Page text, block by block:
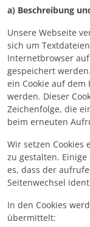
a) Beschreibung
Unsere Webseite
sich um
Internetbrowser
gespeichert
ein Cookie auf dem
werden. Dieser
Zeichenfolge, die
beim erneuten
Wir setzen
zu gestalten.
es, dass der
Seitenwechsel
In den Cookies
übermittelt: